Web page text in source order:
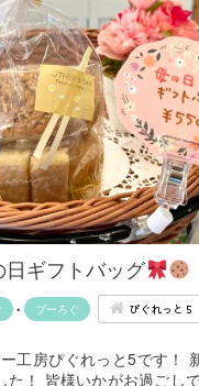
日ギフトバッグ
• ブーろぐ ぴぐれっと５
工房ぴぐれっと5です！
た！ 皆様いかがお過ごし